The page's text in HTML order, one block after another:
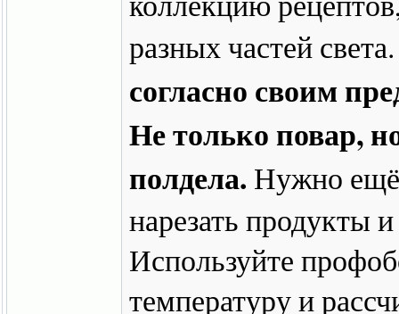
разных частей
согласно своим
Не только повар,
полдела. Нужно ещё
нарезать продукты
Используйте
температуру и